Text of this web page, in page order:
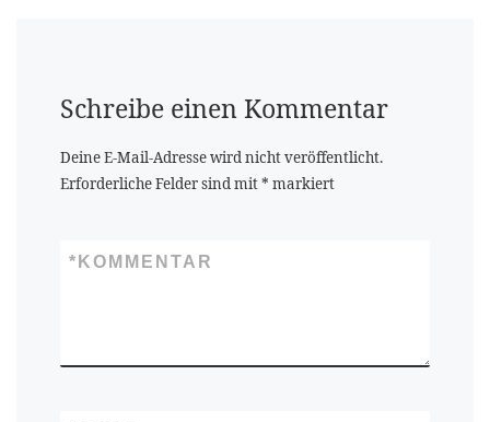
Schreibe einen Kommentar
Deine E-Mail-Adresse wird nicht veröffentlicht.
Erforderliche Felder sind mit* markiert
KOMMENTAR
*